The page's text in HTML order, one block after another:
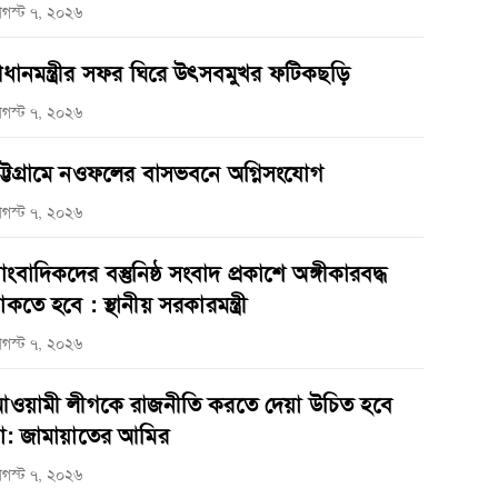
৭, ২০২৬
সফর ঘিরে উৎসবমুখর ফটিকছড়ি
৭, ২০২৬
নওফলের বাসভবনে অগ্নিসংযোগ
৭, ২০২৬
বস্তুনিষ্ঠ সংবাদ প্রকাশে অঙ্গীকারবদ্ধ
হবে : স্থানীয় সরকারমন্ত্রী
৭, ২০২৬
লীগকে রাজনীতি করতে দেয়া উচিত হবে
জামায়াতের আমির
৭, ২০২৬